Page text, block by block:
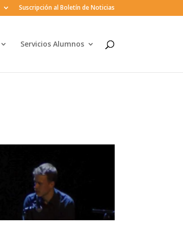
Suscripción al Boletín de Noticias
Servicios Alumnos